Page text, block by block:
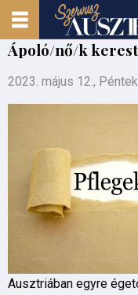
Ápoló/nő/k
2023. május 12.,
Ausztriában egyre